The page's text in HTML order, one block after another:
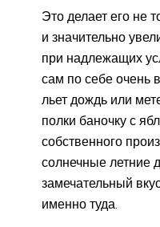
Это делает его не
и значительно
при надлежащих
сам по себе очень
льет дождь или
полки баночку с
собственного
солнечные летние
замечательный
именно туда.